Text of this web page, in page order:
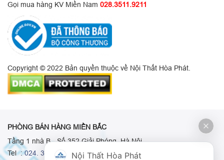
Gọi mua hàng KV Miền Nam 028.3511.9211
Copyright © 2022 Bản quyền thuộc về Nội Thất Hòa Phát.
PHÒNG BÁN HÀNG MIỀN BẮC
Tầng 1 nhà B - Số 352 Giải Phóng, Hà Nội
Tel :024. 3665 8498-024. 3665 8966-024. 3665 8993
Nội Thất Hòa Phát